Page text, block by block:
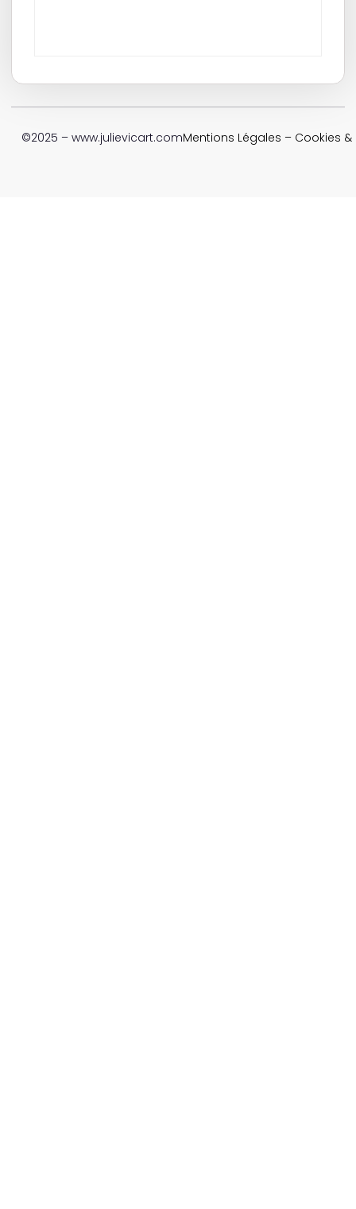
Mentions Légales – Cookies
©2025 – www.julievicart.com